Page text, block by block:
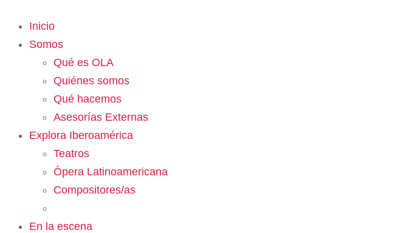
Inicio
Somos
Qué es OLA
Quiénes somos
Qué hacemos
Asesorías Externas
Explora Iberoamérica
Teatros
Ópera Latinoamericana
Compositores/as
En la escena